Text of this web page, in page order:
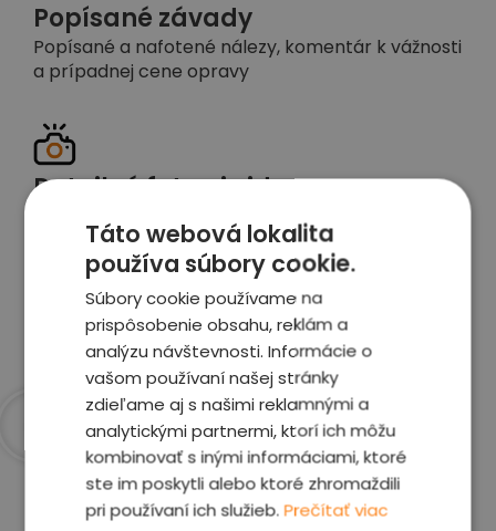
Popísané závady
Popísané a nafotené nálezy, komentár k vážnosti
a prípadnej cene opravy
Detailné foto aj video
Celé auto z exteriéru aj interiéru nafotíme
vrátane závad a poškodení
Zobraziť report
Prečo sme najlepšia
voľba
Táto webová lokalita
používa súbory cookie.
Súbory cookie používame na
prispôsobenie obsahu, reklám a
analýzu návštevnosti. Informácie o
vašom používaní našej stránky
zdieľame aj s našimi reklamnými a
analytickými partnermi, ktorí ich môžu
kombinovať s inými informáciami, ktoré
ste im poskytli alebo ktoré zhromaždili
pri používaní ich služieb.Prečítať viac